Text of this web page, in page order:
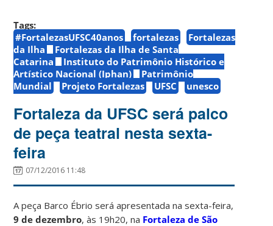
Tags:
#FortalezasUFSC40anos
fortalezas
Fortalezas
da Ilha
Fortalezas da Ilha de Santa
Catarina
Instituto do Patrimônio Histórico e
Artístico Nacional (Iphan)
Patrimônio
Mundial
Projeto Fortalezas UFSC unesco
Fortaleza da UFSC será palco
de peça teatral nesta sexta-
feira
07/12/2016 11:48
A peça Barco Ébrio será apresentada na sexta-feira,
9 de dezembro, às 19h20, na Fortaleza de São